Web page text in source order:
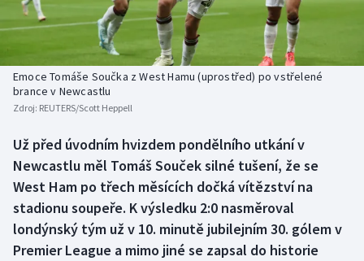
Basketbal
Biatlon
Boby a skeleton
Curling
Dostihy
Florbal
Historické návraty
Aplikace ČT sport
AZ kvíz
Emoce Tomáše Součka z West Hamu (uprostřed) po vstřelené
brance v Newcastlu
Zdroj: REUTERS/Scott Heppell
Už před úvodním hvizdem pondělního utkání v
Newcastlu měl Tomáš Souček silné tušení, že se
West Ham po třech měsících dočká vítězství na
stadionu soupeře. K výsledku 2:0 nasměroval
londýnský tým už v 10. minutě jubilejním 30. gólem v
Premier League a mimo jiné se zapsal do historie